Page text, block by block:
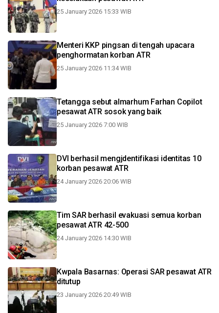
25 January 2026 15:33 WIB
Menteri KKP pingsan di tengah upacara
penghormatan korban ATR
25 January 2026 11:34 WIB
Tetangga sebut almarhum Farhan Copilot
pesawat ATR sosok yang baik
25 January 2026 7:00 WIB
DVI berhasil mengjdentifikasi identitas 10
korban pesawat ATR
24 January 2026 20:06 WIB
Tim SAR berhasil evakuasi semua korban
pesawat ATR 42-500
24 January 2026 14:30 WIB
Kwpala Basarnas: Operasi SAR pesawat ATR
ditutup
23 January 2026 20:49 WIB